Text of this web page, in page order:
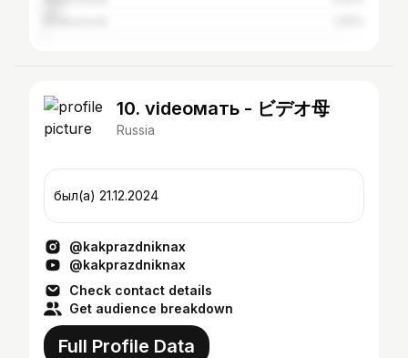
10. videoмать - ビデオ母
Russia
был(а) 21.12.2024
@kakprazdniknax
@kakprazdniknax
Check contact details
Get audience breakdown
Full Profile Data